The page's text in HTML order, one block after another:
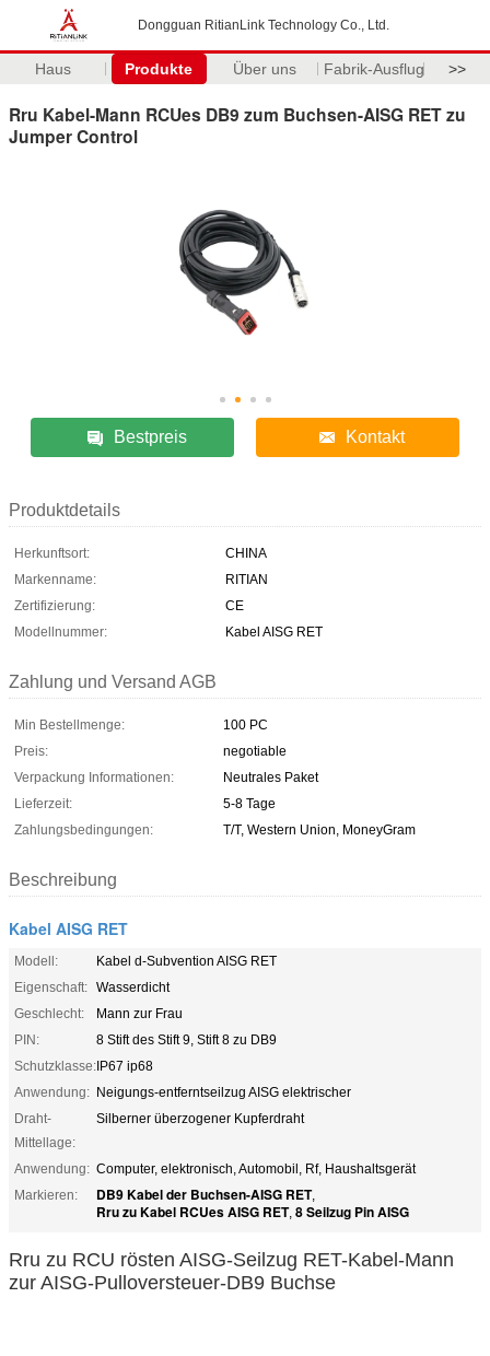
Dongguan RitianLink Technology Co., Ltd.
Haus Produkte Über uns Fabrik-Ausflug >>
Rru Kabel-Mann RCUes DB9 zum Buchsen-AISG RET zu
Jumper Control
Bestpreis Kontakt
Produktdetails
Herkunftsort:
CHINA
Markenname:
RITIAN
Zertifizierung:
CE
Modellnummer:
Kabel AISG RET
Zahlung und Versand AGB
Min Bestellmenge:
100 PC
Preis:
negotiable
Verpackung Informationen:
Neutrales Paket
Lieferzeit:
5-8 Tage
Zahlungsbedingungen:
T/T, Western Union, MoneyGram
Beschreibung
Kabel AISG RET
Modell:
Kabel d-Subvention AISG RET
Eigenschaft: Wasserdicht
Geschlecht:
Mann zur Frau
PIN:
8 Stift des Stift 9, Stift 8 zu DB9
Schutzklasse:IP67 ip68
Anwendung: Neigungs-entferntseilzug AISG elektrischer
Draht-
Mittellage:
Silberner überzogener Kupferdraht
Anwendung: Computer, elektronisch, Automobil, Rf, Haushaltsgerät
Markieren:
DB9 Kabel der Buchsen-AISG RET,
Rru zu Kabel RCUes AISG RET, 8 Seilzug Pin AISG
Rru zu RCU rösten AISG-Seilzug RET-Kabel-Mann
zur AISG-Pulloversteuer-DB9 Buchse